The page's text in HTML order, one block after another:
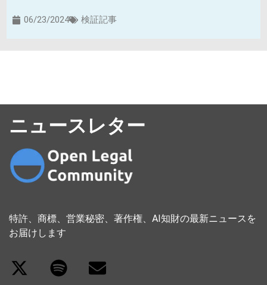
06/23/2024 検証記事
ニュースレター
特許、商標、営業秘密、著作権、AI知財の最新ニュースを
お届けします